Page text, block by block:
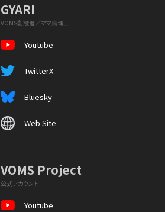
GYARI
VOMS創設者／ママ鳥博士
Youtube
TwitterX
Bluesky
Web Site
VOMS Project
公式アカウント
Youtube